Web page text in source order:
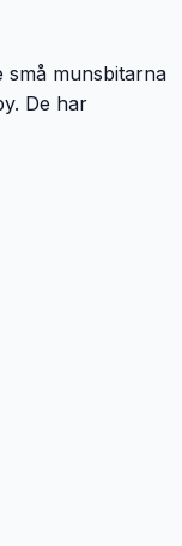
små munsbitarna
De har